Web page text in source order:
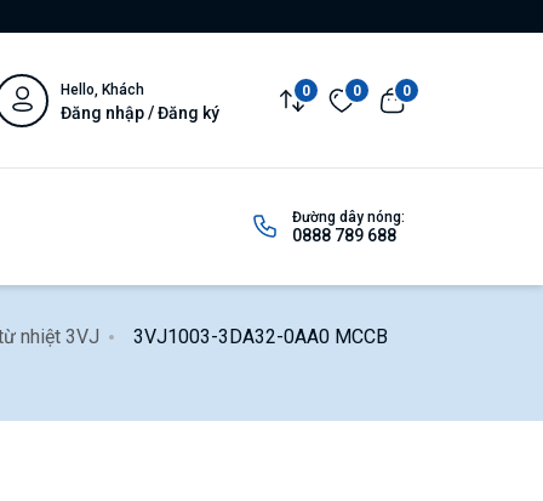
Hello, Khách
Đăng nhập / Đăng ký
0 0 0
Đường dây nóng:
0888 789 688
nhiệt 3VJ 3VJ1003-3DA32-0AA0 MCCB